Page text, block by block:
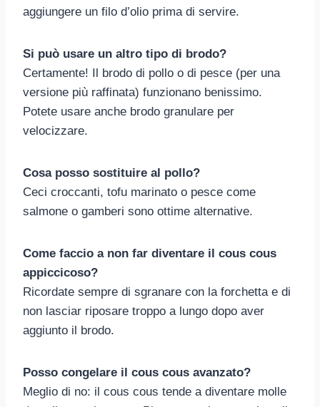
aggiungere un filo d’olio prima di servire.
Si può usare un altro tipo di brodo?
Certamente! Il brodo di pollo o di pesce (per una
versione più raffinata) funzionano benissimo.
Potete usare anche brodo granulare per
velocizzare.
Cosa posso sostituire al pollo?
Ceci croccanti, tofu marinato o pesce come
salmone o gamberi sono ottime alternative.
Come faccio a non far diventare il cous cous
appiccicoso?
Ricordate sempre di sgranare con la forchetta e di
non lasciar riposare troppo a lungo dopo aver
aggiunto il brodo.
Posso congelare il cous cous avanzato?
Meglio di no: il cous cous tende a diventare molle